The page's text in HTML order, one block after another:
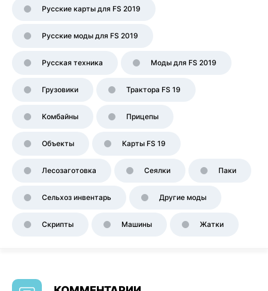
Русские карты для FS 2019
Русские моды для FS 2019
Русская техника Моды для FS 2019
Грузовики Трактора FS 19
Комбайны Прицепы
Объекты Карты FS 19
Лесозаготовка Сеялки Паки
Сельхоз инвентарь Другие моды
Скрипты Машины Жатки